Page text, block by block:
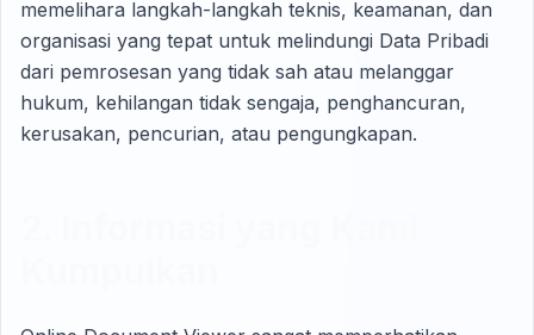
memelihara langkah-langkah teknis, keamanan, dan
organisasi yang tepat untuk melindungi Data Pribadi
dari pemrosesan yang tidak sah atau melanggar
hukum, kehilangan tidak sengaja, penghancuran,
kerusakan, pencurian, atau pengungkapan.